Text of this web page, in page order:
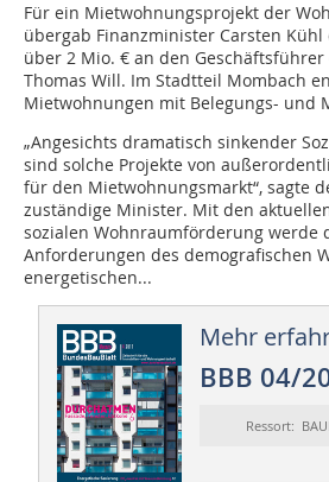
Für ein Mietwohnungsprojekt der
übergab Finanzminister Carsten
über 2 Mio. € an den
Thomas Will. Im Stadtteil Mombach
Mietwohnungen mit Belegungs- und
„Angesichts dramatisch sinkender
sind solche Projekte von
für den Mietwohnungsmarkt“, sagte
zuständige Minister. Mit den
sozialen Wohnraumförderung werde
Anforderungen des demografischen
energetischen...
Mehr
BBB 04/
Ressort: